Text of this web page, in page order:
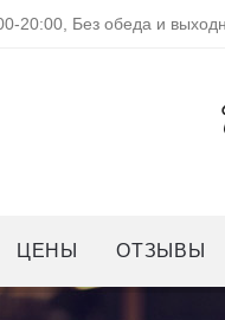
20:00, Без обеда и
ЦЕНЫ ОТЗЫВЫ